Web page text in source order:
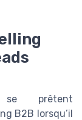
se prêtent
B2B lorsqu’il